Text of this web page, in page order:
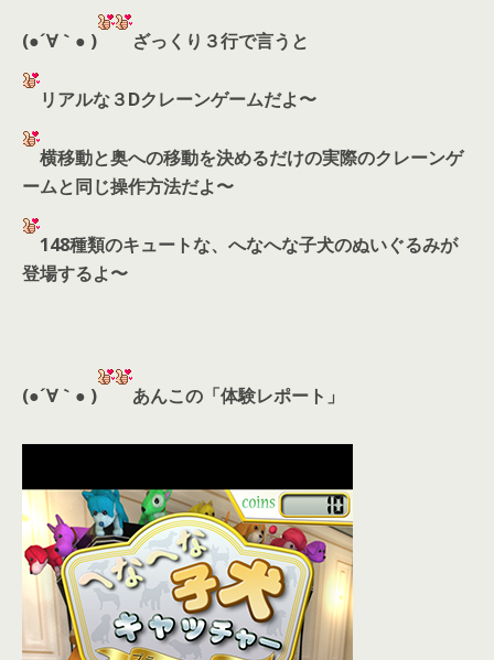
(●´∀｀● ) ざっくり３行で言うと
リアルな３Dクレーンゲームだよ〜
横移動と奥への移動を決めるだけの実際のクレーンゲ
ームと同じ操作方法だよ〜
148種類のキュートな、へなへな子犬のぬいぐるみが
登場するよ〜
(●´∀｀● ) あんこの「体験レポート」